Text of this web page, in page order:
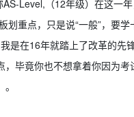
Level,（12年级）在这一
重点，只是说“一般”，要
是在16年就踏上了改革的先
毕竟你也不想拿着你因为考